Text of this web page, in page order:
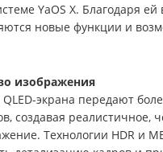
YaOS X. Благодаря ей
новые функции и
изображения
экрана передают
создавая реалистичное,
Технологии HDR и